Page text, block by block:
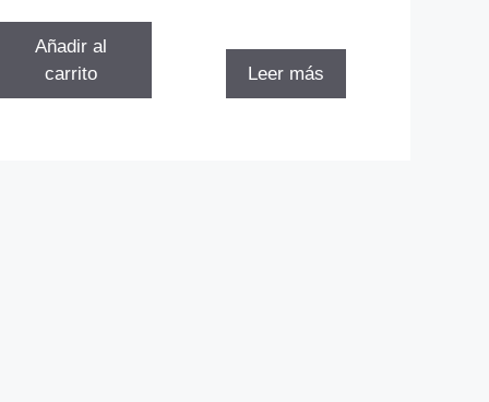
era:
$3.779.
Añadir al
carrito
Leer más